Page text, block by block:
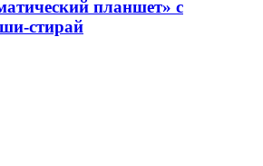
планшет» с
стирай